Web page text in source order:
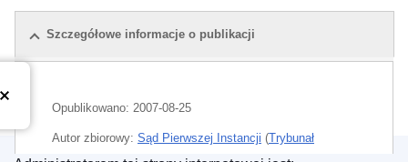
Szczegółowe informacje o publikacji
Opublikowano: 2007-08-25
Autor zbiorowy: Sąd Pierwszej Instancji (Trybunał